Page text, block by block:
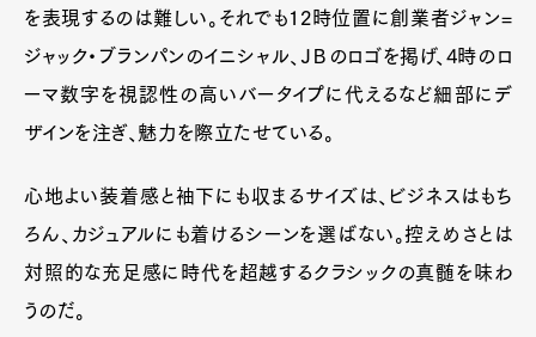
を表現するのは難しい。それでも12時位置に創業者ジャン=
ジャック・ブランパンのイニシャル、ＪＢのロゴを掲げ、4時のロ
ーマ数字を視認性の高いバータイプに代えるなど細部にデ
ザインを注ぎ、魅力を際立たせている。
心地よい装着感と袖下にも収まるサイズは、ビジネスはもち
ろん、カジュアルにも着けるシーンを選ばない。控えめさとは
対照的な充足感に時代を超越するクラシックの真髄を味わ
うのだ。